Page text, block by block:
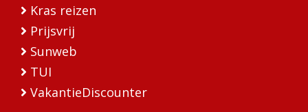
Kras reizen
Prijsvrij
Sunweb
TUI
VakantieDiscounter